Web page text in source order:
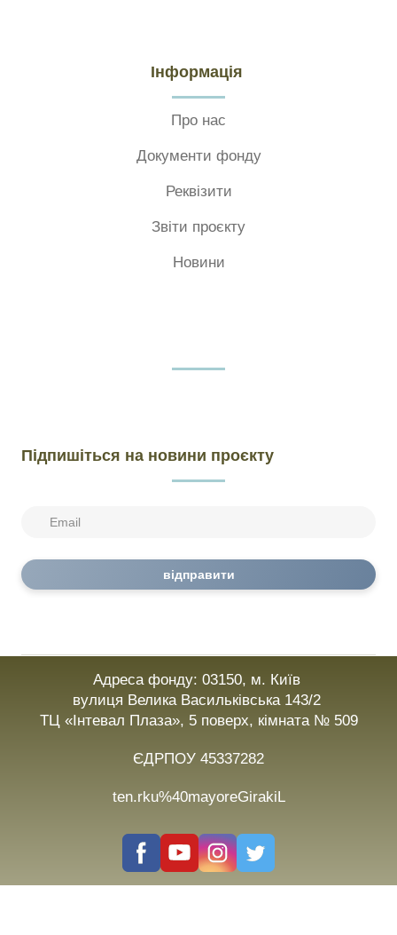
Інформація
Про нас
Документи фонду
Реквізити
Звіти проєкту
Новини
Підпишіться на новини проєкту
відправити
Адреса фонду: 03150, м. Київ
вулиця Велика Васильківська 143/2
ТЦ «Інтевал Плаза», 5 поверх, кімната № 509
ЄДРПОУ 45337282
ten.rku%40mayoreGirakiL